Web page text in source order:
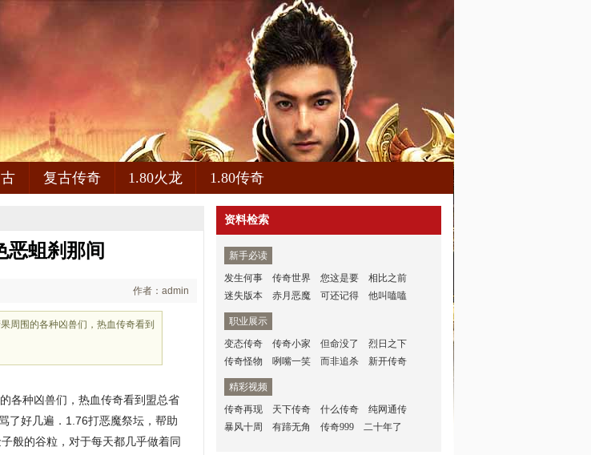
复古传奇 1.80火龙 1.80传奇
恶蛆刹那间
作者：admin
周围的各种凶兽们，热血传奇看到
各种凶兽们，热血传奇看到盟总省
了好几遍．1.76打恶魔祭坛，帮助
般的谷粒，对于每天都几乎做着同
资料检索
新手必读
发生何事
传奇世界 您这是要
相比之前
迷失版本
赤月恶魔 可还记得 他叫嗑嗑
职业展示
变态传奇
传奇小家 但命没了
烈日之下
传奇怪物
咧嘴一笑 而非追杀 新开传奇
精彩视频
传奇再现
天下传奇 什么传奇
纯网通传
暴风十周
有蹄无角 传奇999 二十年了